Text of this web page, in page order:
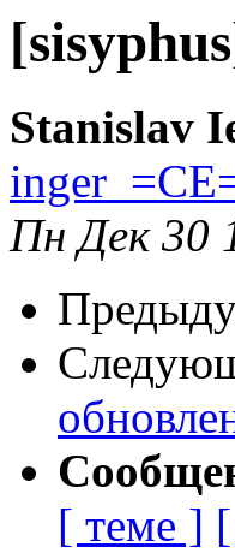
Stanislav
Пн Дек 30
[ теме ]